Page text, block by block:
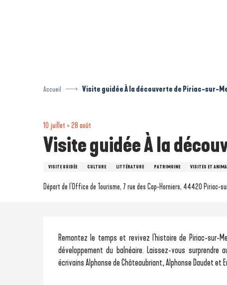
Accueil Visite guidée À la découverte de Piriac-sur-
10 juillet > 28 août
Visite guidée À la
VISITE GUIDÉE CULTURE LITTÉRATURE PATRIMOINE VISITES ET
Départ de l'Office de Tourisme, 7 rue des Cap-Horniers, 44420 Piriac-
Description
Remontez le temps et revivez l'histoire de Piriac-sur-
développement du balnéaire. Laissez-vous
écrivains Alphonse de Châteaubriant, Alphonse Daudet et